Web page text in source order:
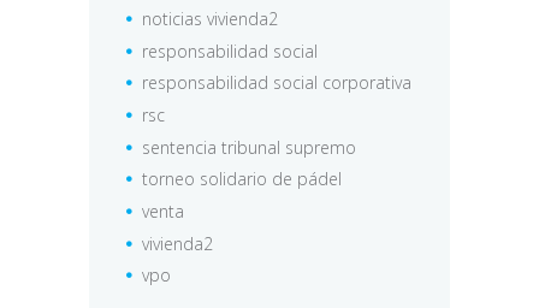
noticias vivienda2
responsabilidad social
responsabilidad social corporativa
rsc
sentencia tribunal supremo
torneo solidario de pádel
venta
vivienda2
vpo